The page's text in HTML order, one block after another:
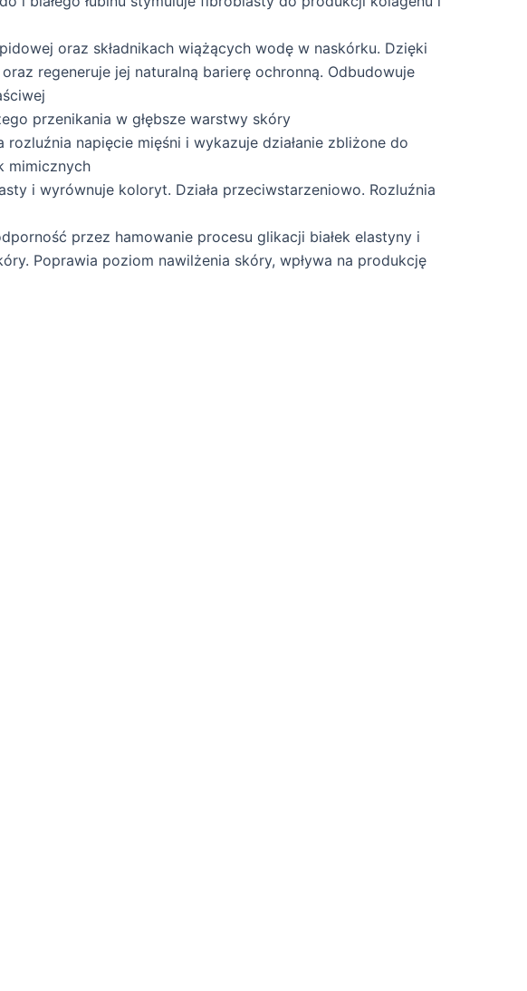
oraz składnikach wiążących wodę w naskórku. Dzięki
regeneruje jej naturalną barierę ochronną. Odbudowuje
przenikania w głębsze warstwy skóry
napięcie mięśni i wykazuje działanie zbliżone do
mimicznych
i wyrównuje koloryt. Działa przeciwstarzeniowo. Rozluźnia
przez hamowanie procesu glikacji białek elastyny i
Poprawia poziom nawilżenia skóry, wpływa na produkcję